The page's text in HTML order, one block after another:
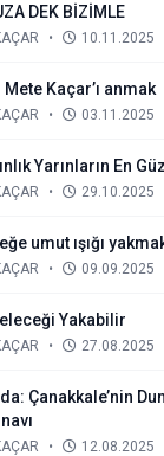
DEK BİZİMLE
• 10.11.2025
Kaçar’ı anmak
• 03.11.2025
Yarınların En
• 29.10.2025
umut ışığı
• 09.09.2025
Yakabilir
• 27.08.2025
Çanakkale’nin
• 12.08.2025